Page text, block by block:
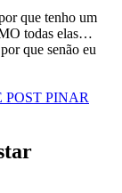
que tenho um
todas elas…
que senão eu
POST PINAR